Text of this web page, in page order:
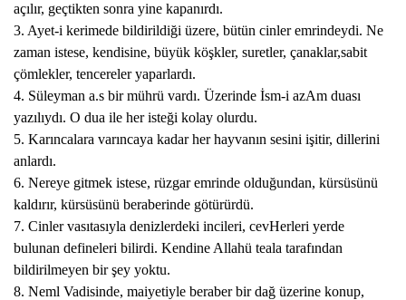
açılır, geçtikten sonra yine kapanırdı.
3. Ayet-i kerimede bildirildiği üzere, bütün cinler emrindeydi. Ne
zaman istese, kendisine, büyük köşkler, suretler, çanaklar,sabit
çömlekler, tencereler yaparlardı.
4. Süleyman a.s bir mührü vardı. Üzerinde İsm-i azAm duası
yazılıydı. O dua ile her isteği kolay olurdu.
5. Karıncalara varıncaya kadar her hayvanın sesini işitir, dillerini
anlardı.
6. Nereye gitmek istese, rüzgar emrinde olduğundan, kürsüsünü
kaldırır, kürsüsünü beraberinde götürürdü.
7. Cinler vasıtasıyla denizlerdeki incileri, cevHerleri yerde
bulunan defineleri bilirdi. Kendine Allahü teala tarafından
bildirilmeyen bir şey yoktu.
8. Neml Vadisinde, maiyetiyle beraber bir dağ üzerine konup,